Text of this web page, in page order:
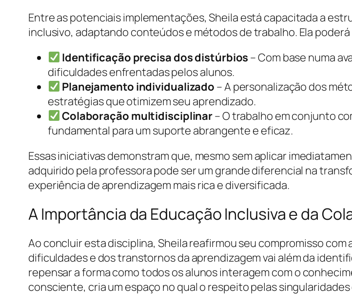
Entre as potenciais implementações, Sheila está capacitada a
inclusivo, adaptando conteúdos e métodos de trabalho. Ela
Identificação precisa dos distúrbios – Com base numa
dificuldades enfrentadas pelos alunos.
Planejamento individualizado – A personalização dos
estratégias que otimizem seu aprendizado.
Colaboração multidisciplinar– O trabalho em conjunto
fundamental para um suporte abrangente e eficaz.
Essas iniciativas demonstram que, mesmo sem aplicar
adquirido pela professora pode ser um grande diferencial na
experiência de aprendizagem mais rica e diversificada.
A Importância da Educação Inclusiva e da
Ao concluir esta disciplina, Sheila reafirmou seu compromisso
dificuldades e dos transtornos da aprendizagem vai além da
repensar a forma como todos os alunos interagem com o
consciente, cria um espaço no qual o respeito pelas